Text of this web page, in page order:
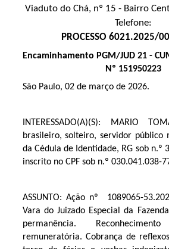
Viaduto do Chá, nº 15 - Bairro
Telefone:
PROCESSO 6021.2025/
Encaminhamento PGM/JUD 21 -
Nº 151950223
São Paulo, 02 de março de 2026.
INTERESSADO(A)(S):
MARIO
brasileiro, solteiro, servidor público
da Cédula de Identidade, RG sob n.º
inscrito no CPF sob n.º 030.041.038-
ASSUNTO: Ação nº 1089065-
Vara do Juizado Especial da
permanência.
remuneratória. Cobrança de